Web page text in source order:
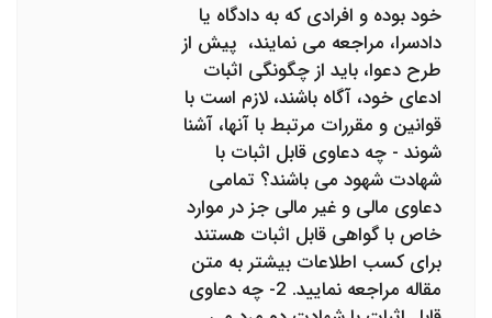
خود بوده و افرادی که به دادگاه یا
دادسرا، مراجعه می نمایند، پیش از
طرح دعوا، باید از چگونگی اثبات
ادعای خود، آگاه باشند، لازم است با
قوانین و مقررات مرتبط با آنها، آشنا
شوند - چه دعاوی قابل اثبات با
شهادت شهود می باشند؟ تمامی
دعاوی مالی و غیر مالی جز در موارد
خاص با گواهی قابل اثبات هستند
برای کسب اطلاعات بیشتر به متن
مقاله مراجعه نمایید. 2- چه دعاوی